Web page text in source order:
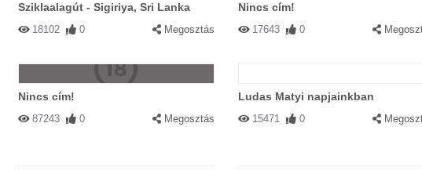
Sziklaalagút - Sigiriya, Sri Lanka
18102 0 Megosztás
Nincs cím!
17643 0
Nincs cím!
87243 0 Megosztás
Ludas Matyi napjainkban
15471 0